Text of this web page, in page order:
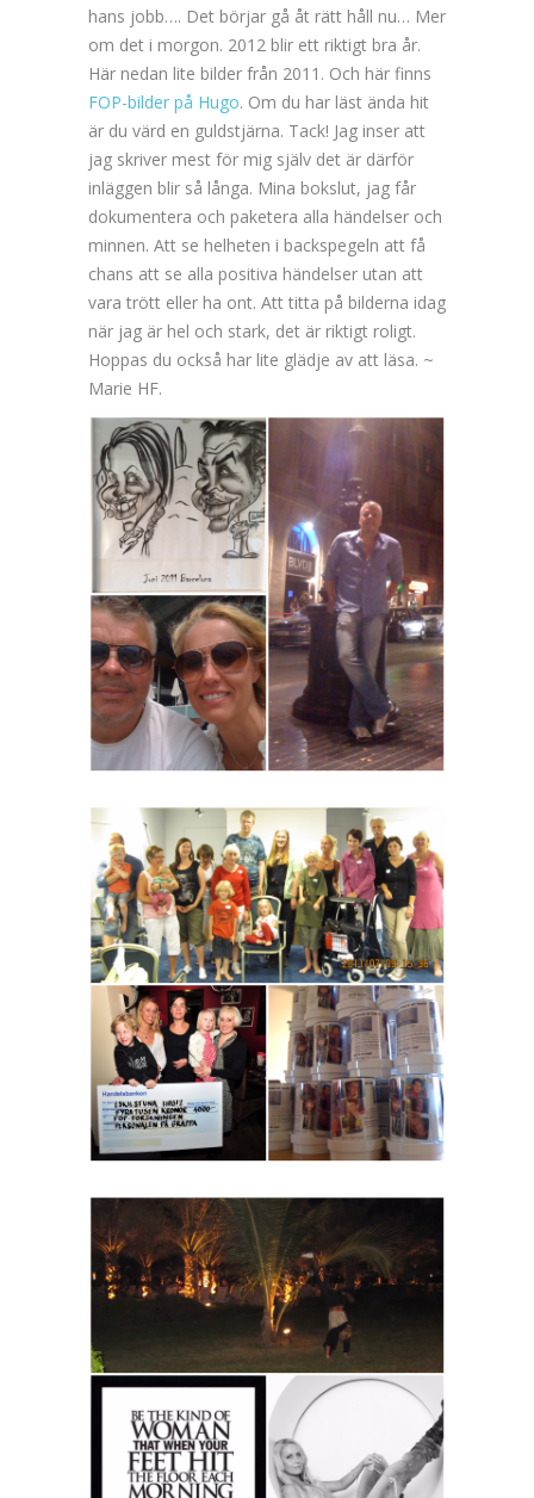
hans jobb…. Det börjar gå åt rätt håll nu… Mer
om det i morgon. 2012 blir ett riktigt bra år.
Här nedan lite bilder från 2011. Och här finns
FOP-bilder på Hugo. Om du har läst ända hit
är du värd en guldstjärna. Tack! Jag inser att
jag skriver mest för mig själv det är därför
inläggen blir så långa. Mina bokslut, jag får
dokumentera och paketera alla händelser och
minnen. Att se helheten i backspegeln att få
chans att se alla positiva händelser utan att
vara trött eller ha ont. Att titta på bilderna idag
när jag är hel och stark, det är riktigt roligt.
Hoppas du också har lite glädje av att läsa. ~
Marie HF.